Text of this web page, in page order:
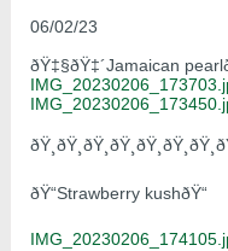
06/02/23
ðŸ‡§ðŸ‡´Jamaican
ðŸ“Strawberry kushðŸ“